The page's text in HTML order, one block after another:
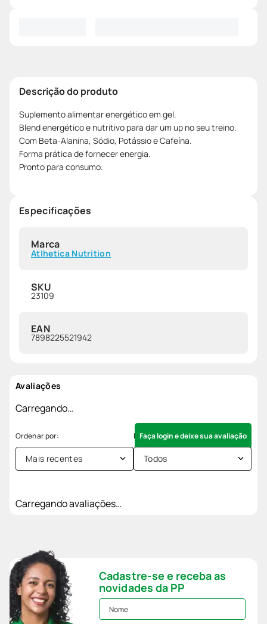
Descrição do produto
Suplemento alimentar energético em gel.
Blend energético e nutritivo para dar um up no seu treino.
Com Beta-Alanina, Sódio, Potássio e Cafeína.
Forma prática de fornecer energia.
Pronto para consumo.
Especificações
Marca
Atlhetica Nutrition
SKU
23109
EAN
7898225521942
Avaliações
Carregando…
Faça login e deixe sua avaliação
Mais recentes Todos
Carregando avaliações…
Cadastre-se e receba as
novidades da PP